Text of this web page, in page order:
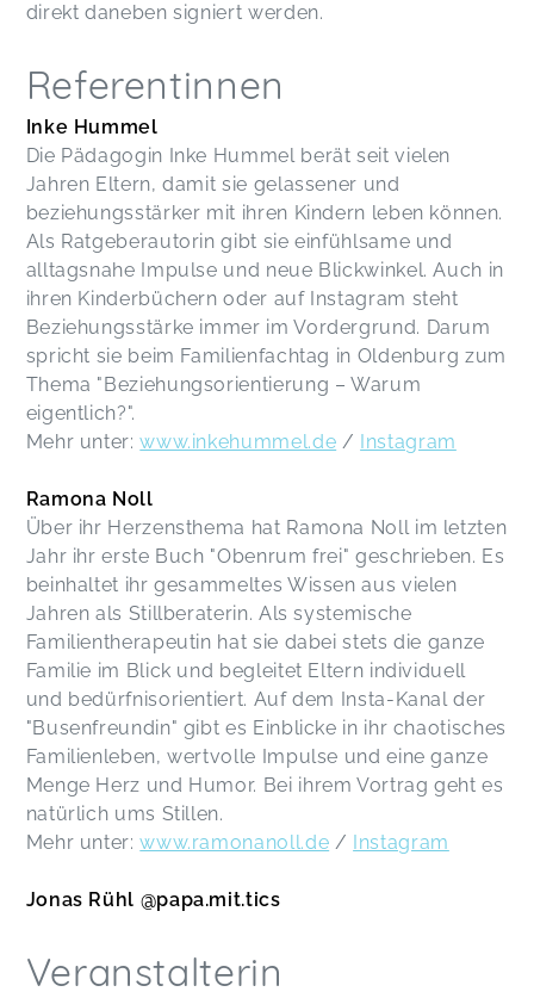
direkt daneben signiert werden.
Referentinnen
Inke Hummel
Die Pädagogin Inke Hummel berät seit vielen
Jahren Eltern, damit sie gelassener und
beziehungsstärker mit ihren Kindern leben können.
Als Ratgeberautorin gibt sie einfühlsame und
alltagsnahe Impulse und neue Blickwinkel. Auch in
ihren Kinderbüchern oder auf Instagram steht
Beziehungsstärke immer im Vordergrund. Darum
spricht sie beim Familienfachtag in Oldenburg zum
Thema "Beziehungsorientierung – Warum
eigentlich?".
Mehr unter:www.inkehummel.de / Instagram
Ramona Noll
Über ihr Herzensthema hat Ramona Noll im letzten
Jahr ihr erste Buch "Obenrum frei" geschrieben. Es
beinhaltet ihr gesammeltes Wissen aus vielen
Jahren als Stillberaterin. Als systemische
Familientherapeutin hat sie dabei stets die ganze
Familie im Blick und begleitet Eltern individuell
und bedürfnisorientiert. Auf dem Insta-Kanal der
"Busenfreundin" gibt es Einblicke in ihr chaotisches
Familienleben, wertvolle Impulse und eine ganze
Menge Herz und Humor. Bei ihrem Vortrag geht es
natürlich ums Stillen.
Mehr unter:www.ramonanoll.de / Instagram
Jonas Rühl @papa.mit.tics
Veranstalterin